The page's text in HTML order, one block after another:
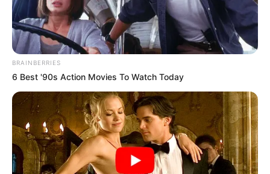
BARRIOS DE CARTAGENA
MANTÉNGASE EN ALERTA
Tenemos todas las noticias que le
interesan. Para estar bien informado, por
favor, active las notificaciones de Alerta.
ACTIVAR AHORA
BRAINBERRIES
6 Best '90s Action Movies To Watch Today